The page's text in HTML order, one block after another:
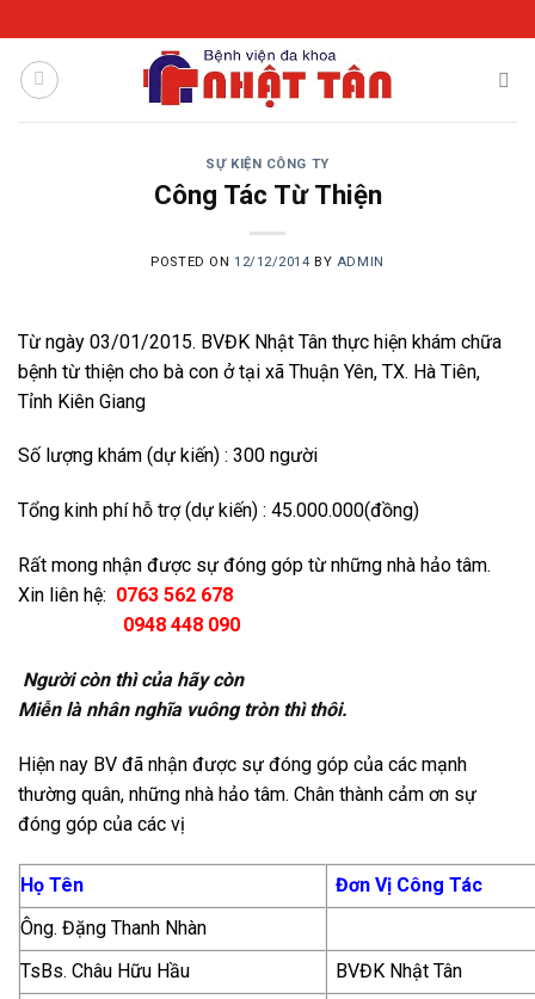
to
content
SỰ KIỆN CÔNG TY
Công Tác Từ Thiện
POSTED ON 12/12/2014 BY ADMIN
Từ ngày 03/01/2015. BVĐK Nhật Tân thực hiện khám chữa
bệnh từ thiện cho bà con ở tại xã Thuận Yên, TX. Hà Tiên,
Tỉnh Kiên Giang
Số lượng khám (dự kiến) : 300 người
Tổng kinh phí hỗ trợ (dự kiến) : 45.000.000(đồng)
Rất mong nhận được sự đóng góp từ những nhà hảo tâm.
Xin liên hệ: 0763 562 678
0948 448 090
Người còn thì của hãy còn
Miễn là nhân nghĩa vuông tròn thì thôi.
Hiện nay BV đã nhận được sự đóng góp của các mạnh
thường quân, những nhà hảo tâm. Chân thành cảm ơn sự
đóng góp của các vị
Họ Tên
Đơn Vị Công Tác
Ông. Đặng Thanh Nhàn
TsBs. Châu Hữu Hầu
BVĐK Nhật Tân